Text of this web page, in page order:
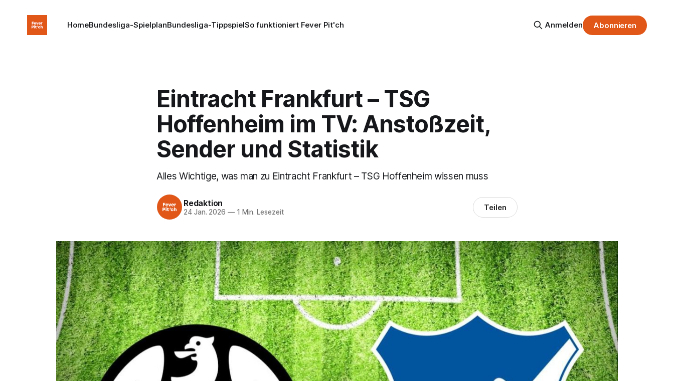
HomeBundesliga-SpielplanBundesliga-TippspielSo funktioniert Fever Pit'ch Anmelden Abonnieren
Eintracht Frankfurt – TSG
Hoffenheim im TV: Anstoßzeit,
Sender und Statistik
Alles Wichtige, was man zu Eintracht Frankfurt – TSG Hoffenheim wissen muss
Redaktion
24 Jan. 2026 —1 Min. Lesezeit Teilen